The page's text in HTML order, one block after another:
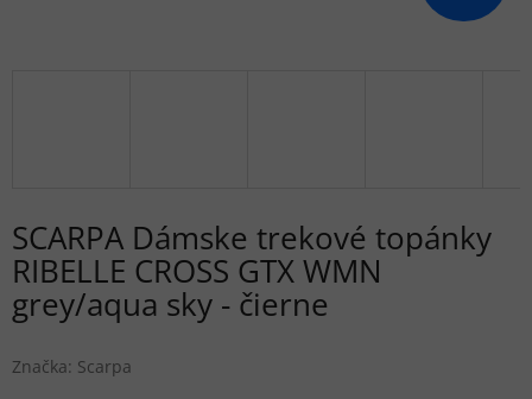
SCARPA Dámske trekové topánky
RIBELLE CROSS GTX WMN
grey/aqua sky - čierne
Značka: Scarpa